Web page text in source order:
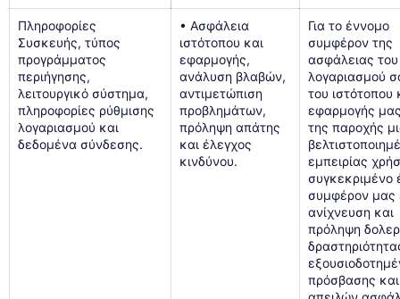
Πληροφορίες
Συσκευής, τύπος
προγράμματος
περιήγησης,
λειτουργικό σύστημα,
πληροφορίες ρύθμισης
λογαριασμού και
δεδομένα σύνδεσης.
• Ασφάλεια
ιστότοπου και
εφαρμογής,
ανάλυση βλαβών,
αντιμετώπιση
προβλημάτων,
πρόληψη απάτης
και έλεγχος
κινδύνου.
Για το έννομο
συμφέρον της
ασφάλειας του
λογαριασμού
του ιστότοπου
εφαρμογής
της παροχής
εμπειρίας
συγκεκριμένο
συμφέρον μας
ανίχνευση και
πρόληψη
πρόσβασης και